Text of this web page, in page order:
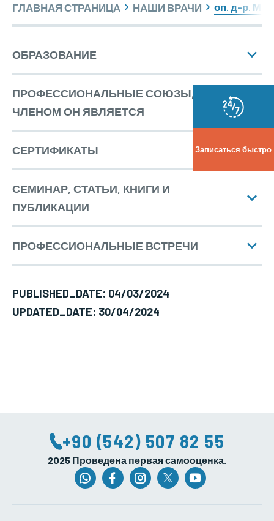
ГЛАВНАЯ СТРАНИЦА НАШИ ВРАЧИ оп. д-р.
ОБРАЗОВАНИЕ
Статус образования
< /strong>Заболевания глаз, катаракта и
рефракционная хирургия, блефаропластика,
ботокс, пломбирование, косоглазие, DSR,
ПРОФЕССИОНАЛЬНЫЕ СОЮЗЫ,
ЧЛЕНОМ ОН ЯВЛЯЕТСЯ
СЕРТИФИКАТЫ
СЕМИНАР, СТАТЬИ, КНИГИ И
ПУБЛИКАЦИИ
ПРОФЕССИОНАЛЬНЫЕ ВСТРЕЧИ
PUBLISHED_DATE: 04/03/2024
UPDATED_DATE: 30/04/2024
+90 (542) 507 82 55
2025 Проведена первая самооценка.
Записаться быстро